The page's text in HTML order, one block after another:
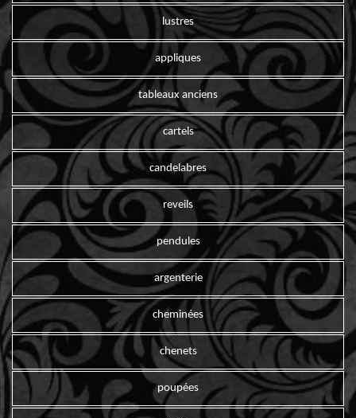
lustres
appliques
tableaux anciens
cartels
candelabres
reveils
pendules
argenterie
cheminées
chenets
poupées